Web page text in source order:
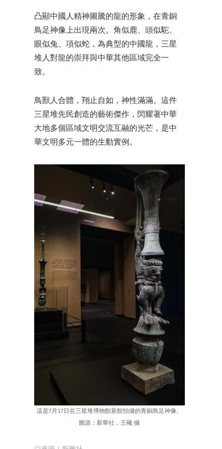
凸顯中國人精神圖騰的龍的形象，在青銅
鳥足神像上出現兩次。角似鹿、頭似駝、
眼似兔、項似蛇，為典型的中國龍，三星
堆人對龍的崇拜與中華其他區域完全一
致。
鳥獸人合體，翔止自如，神性滿滿。這件
三星堆先民創造的藝術傑作，閃耀著中華
大地多個區域文明交流互融的光芒，是中
華文明多元一體的生動實例。
這是7月17日在三星堆博物館新館拍攝的青銅鳥足神像。
圖源：新華社，王曦 攝